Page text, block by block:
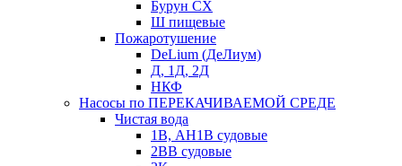
Бурун СХ
Ш пищевые
Пожаротушение
DeLium (ДеЛиум)
Д, 1Д, 2Д
НКФ
Насосы по ПЕРЕКАЧИВАЕМОЙ СРЕДЕ
Чистая вода
1В, АН1В судовые
2ВВ судовые